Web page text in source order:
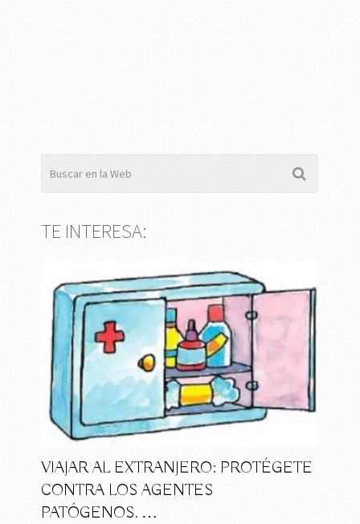
TE INTERESA:
VIAJAR AL EXTRANJERO: PROTÉGETE
CONTRA LOS AGENTES
PATÓGENOS. …